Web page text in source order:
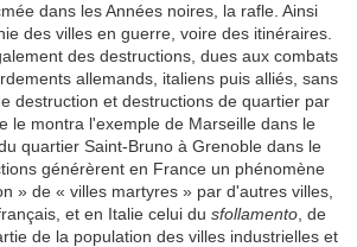
dans les Années noires, la rafle. Ainsi
des villes en guerre, voire des itinéraires.
des destructions, dues aux combats
allemands, italiens puis alliés, sans
destruction et destructions de quartier par
le montra l'exemple de Marseille dans le
quartier Saint-Bruno à Grenoble dans le
générèrent en France un phénomène
» de « villes martyres » par d'autres villes,
et en Italie celui du sfollamento , de
de la population des villes industrielles et